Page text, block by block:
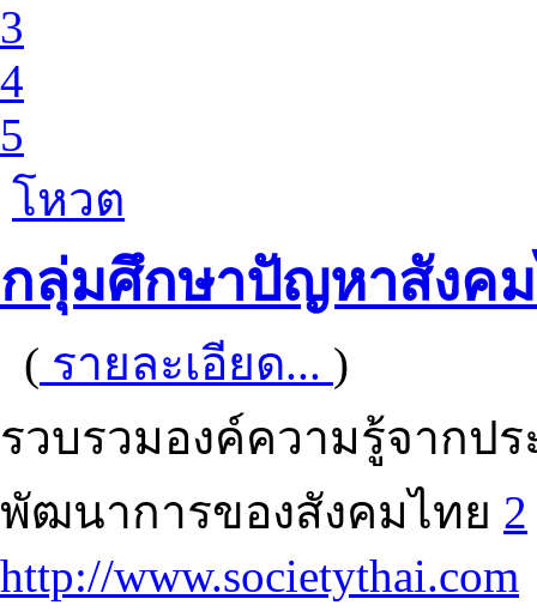
3
4
5
โหวต
กลุ่มศึกษาปัญหาสังค
( รายละเอียด... )
รวบรวมองค์ความรู้จากป
พัฒนาการของสังคมไทย 2
http://www.societythai.com